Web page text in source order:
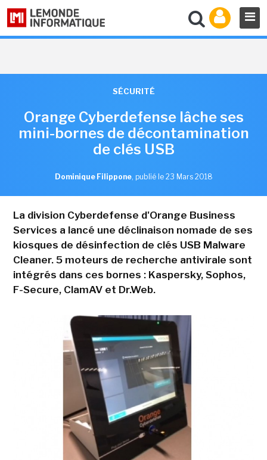
SÉCURITÉ
Orange Cyberdefense lâche ses
mini-bornes de décontamination
de clés USB
Dominique Filippone, publié le 23 Mars 2018
La division Cyberdefense d'Orange Business
Services a lancé une déclinaison nomade de ses
kiosques de désinfection de clés USB Malware
Cleaner. 5 moteurs de recherche antivirale sont
intégrés dans ces bornes : Kaspersky, Sophos,
F-Secure, ClamAV et Dr.Web.